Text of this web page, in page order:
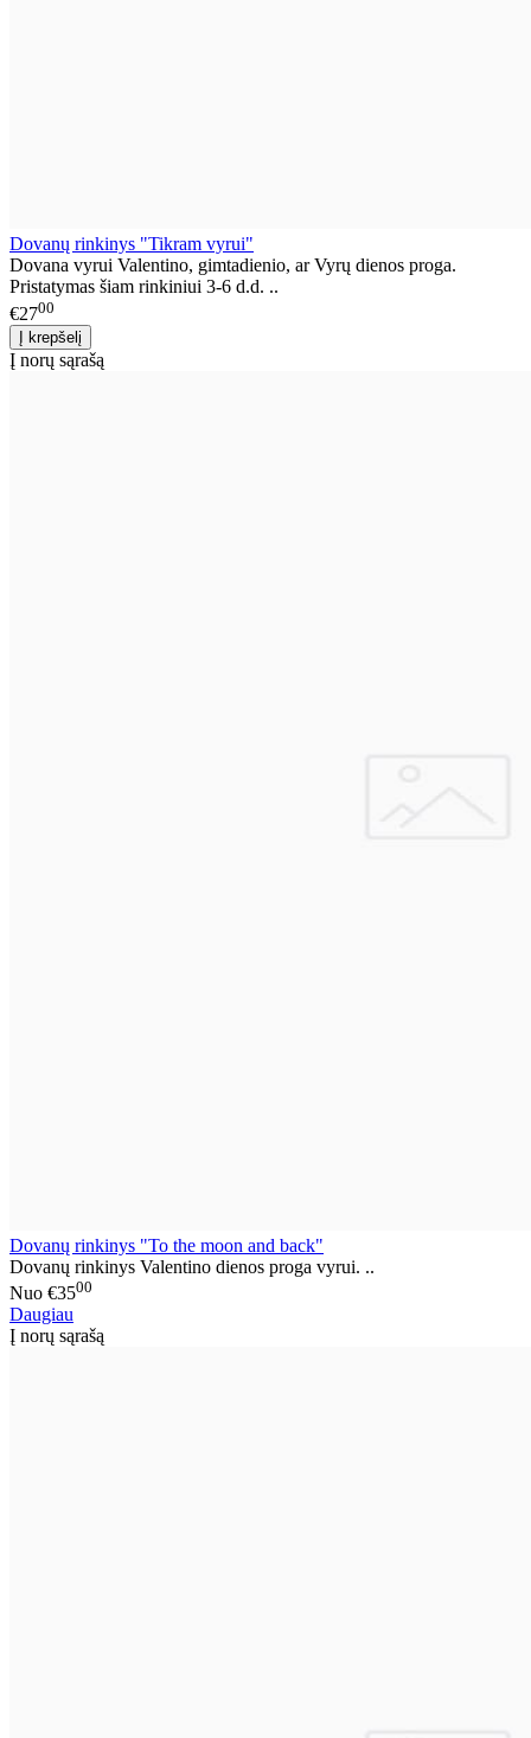
Dovanų rinkinys "Tikram vyrui"
Dovana vyrui Valentino, gimtadienio, ar Vyrų dienos proga.
Pristatymas šiam rinkiniui 3-6 d.d. ..
€2700
Į norų sąrašą
Dovanų rinkinys "To the moon and back"
Dovanų rinkinys Valentino dienos proga vyrui. ..
Nuo €3500
Daugiau
Į norų sąrašą